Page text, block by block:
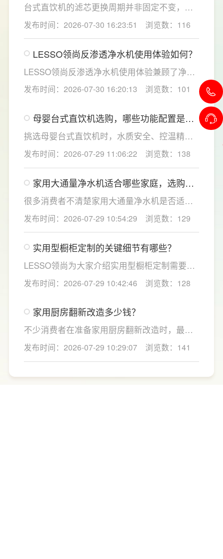
台式直饮机的滤芯更换周期并非固定不变，主
要取决于实际用水量、进水水质及使用频率等
因素。一般来说，PP棉和活性炭类前置滤芯建
议每6至12个月更换一次，RO反渗透膜滤芯使
用寿命相对较长，通常在2至3年左右，而后置
活性炭滤芯则建议每年更换一次以保障出水口
感。
发布时间：2026-07-30 16:23:51 浏览数：116
LESSO领尚反渗透净水机使用体验如何？
LESSO领尚反渗透净水机使用体验兼顾了净水
效果、使用便捷性和节水表现。产品采用
120mm纤薄机身设计，不占用过多厨下空间；
饮水，不仅满足厨房多场景用水需求，还有助
于延长滤芯使用寿命。
发布时间：2026-07-30 16:20:13 浏览数：101
母婴台式直饮机选购，哪些功能配置是有
娃家庭必不可少的？
挑选母婴台式直饮机时，水质安全、控温精准
度是宝妈群体最关心的核心需求，接下来
LESSO领尚为大家讲解适合母婴家庭的必备功
能配置。母婴冲奶、辅食、直饮对水温要求不
同，机型需搭载多档精准控温功能，45℃低温
冲奶、85℃泡辅食、100℃沸水冲泡茶饮一键
切换，不用反复烧水兑冷水，呵护宝宝娇嫩肠
胃。
发布时间：2026-07-29 11:06:22 浏览数：138
家用大通量净水机适合哪些家庭，选购时
如何匹配用水场景吗？
很多消费者不清楚家用大通量净水机是否适配
自家户型，LESSO领尚建议，选购前一定要结
合家庭用水场景判断。家用大通量净水机更适
合常住人口多、用水需求大的家庭，比如三口
及以上之家，或是经常泡茶、冲奶、清洗果
蔬，需要持续大量净水的用户。小户型、单人
居住、日常用水量少的家庭，无需盲目追求超
大通量，避免功能过剩造成浪费。
发布时间：2026-07-29 10:54:29 浏览数：129
实用型橱柜定制的关键细节有哪些？
LESSO领尚为大家介绍实用型橱柜定制需要关
注的几个关键细节：实用型橱柜定制应结合厨
房面积和家庭烹饪习惯进行规划，合理划分
用吊柜、地柜、高柜等收纳空间，并配置抽屉
分区、拉篮、转角收纳等功能设计，提高空间
利用率。
发布时间：2026-07-29 10:42:46 浏览数：128
家用厨房翻新改造多少钱？
不少消费者在准备家用厨房翻新改造时，最关
心的问题莫过于“家用厨房翻新改造多少钱”，接
下来LESSO领尚为大家解答一下。事实上，厨
房改造费用并没有统一标准，通常会受到改造
范围、空间面积、材料品质、功能配置以及是
发布时间：2026-07-29 10:29:07 浏览数：141